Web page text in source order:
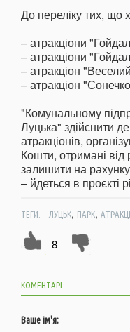
До переліку тих, що
– атракціони
– атракціони
– атракціон
– атракціон
"Комунальному
Луцька" здійснити
атракціонів,
Кошти, отримані від
залишити на
– йдеться в проєкті
ТЕГИ: ЛУЦЬК, ПАРК,
8
КОМЕНТАРІ:
Ваше ім'я: